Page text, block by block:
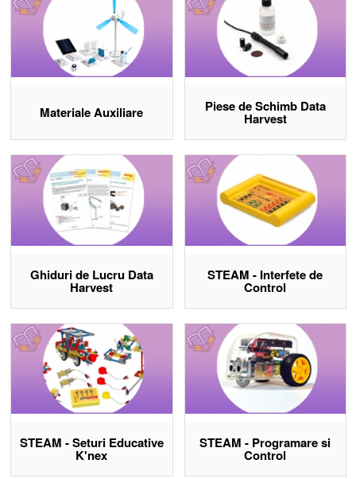
Vezi Kituri și Resurse STEAM
Materiale Auxiliare Piese de Schimb Data
Harvest
Ghiduri de Lucru Data
Harvest
STEAM - Interfete de
Control
STEAM - Seturi Educative
K'nex
STEAM - Programare si
Control